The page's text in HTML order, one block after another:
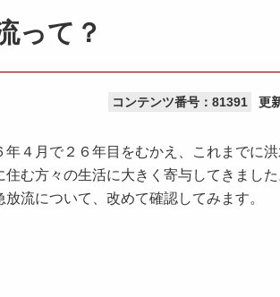
って？
コンテンツ番号：81391 更
４月で２６年目をむかえ、これまでに
む方々の生活に大きく寄与してきまし
流について、改めて確認してみます。